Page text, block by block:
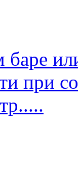
при
.....